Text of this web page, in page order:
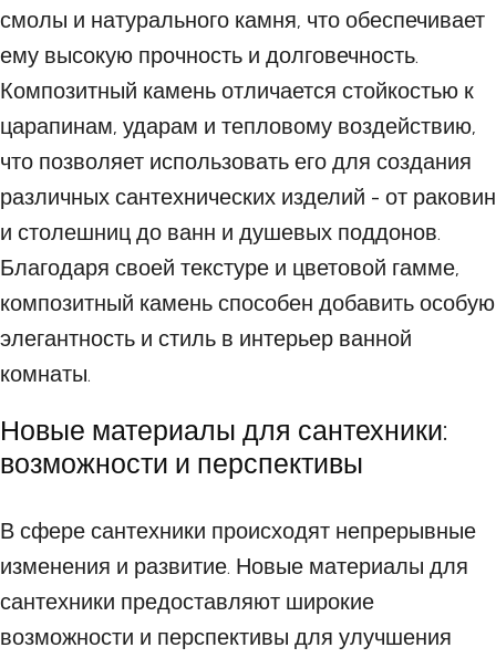
смолы и натурального камня, что обеспечивает
ему высокую прочность и долговечность.
Композитный камень отличается стойкостью к
царапинам, ударам и тепловому воздействию,
что позволяет использовать его для создания
различных сантехнических изделий - от раковин
и столешниц до ванн и душевых поддонов.
Благодаря своей текстуре и цветовой гамме,
композитный камень способен добавить особую
элегантность и стиль в интерьер ванной
комнаты.
Новые материалы для сантехники:
возможности и перспективы
В сфере сантехники происходят непрерывные
изменения и развитие. Новые материалы для
сантехники предоставляют широкие
возможности и перспективы для улучшения